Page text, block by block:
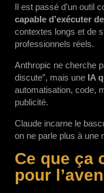
Il est passé d’un outil
capable d’exécuter
contextes longs et de
professionnels réels.
Anthropic ne cherche
discute”, mais une IA
automatisation, code,
publicité.
Claude incarne le
on ne parle plus à une
Ce que ça
pour